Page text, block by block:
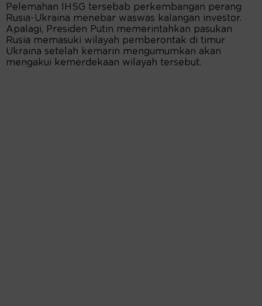
Pelemahan IHSG tersebab perkembangan perang
Rusia-Ukraina menebar waswas kalangan investor.
Apalagi, Presiden Putin memerintahkan pasukan
Rusia memasuki wilayah pemberontak di timur
Ukraina setelah kemarin mengumumkan akan
mengakui kemerdekaan wilayah tersebut.